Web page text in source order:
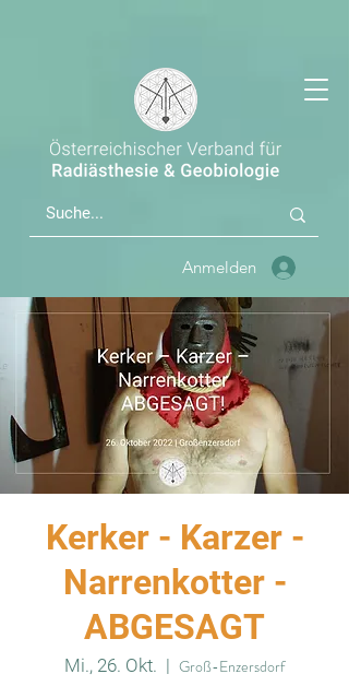
Anmelden
Kerker - Karzer -
Narrenkotter -
ABGESAGT
Mi., 26. Okt.
  |
Groß-Enzersdorf